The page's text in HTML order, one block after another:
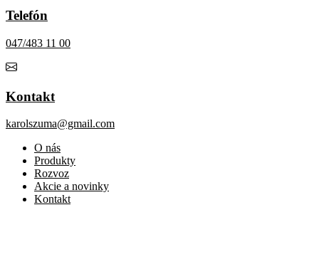
Telefón
047/483 11 00
Kontakt
karolszuma@gmail.com
O nás
Produkty
Rozvoz
Akcie a novinky
Kontakt